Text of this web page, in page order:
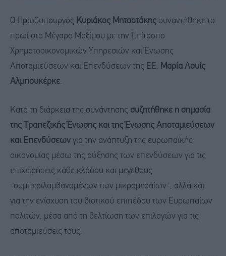
Ο Πρωθυπουργός Κυριάκος Μητσοτάκης συναντήθηκε το
πρωί στο Μέγαρο Μαξίμου με την Επίτροπο
Χρηματοοικονομικών Υπηρεσιών και Ένωσης
Αποταμιεύσεων και Επενδύσεων της ΕΕ, Μαρία Λουίς
Αλμπουκέρκε.
Κατά τη διάρκεια της συνάντησης συζητήθηκε η σημασία
της Τραπεζικής Ένωσης και της Ένωσης Αποταμιεύσεων
και Επενδύσεων για την ανάπτυξη της ευρωπαϊκής
οικονομίας μέσω της αύξησης των επενδύσεων για τις
επιχειρήσεις κάθε κλάδου και μεγέθους
-συμπεριλαμβανομένων των μικρομεσαίων-, αλλά και
για την ενίσχυση του βιοτικού επιπέδου των Ευρωπαίων
πολιτών, μέσα από τη βελτίωση των επιλογών για τις
αποταμιεύσεις τους.